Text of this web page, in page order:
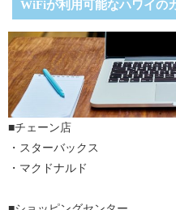
画面を開く。
②ネットワーク名「Google
③自動的にログイン画面が立ち
書かれた緑色のボタンをタップ
個人情報の入力も必要なく、非
物全体のフリーWiFiが混雑して
WiFiならスムーズに接続できる
きには試してみるのもおすすめ
WiFiが利用可能なハワイの
■チェーン店
・スターバックス
・マクドナルド